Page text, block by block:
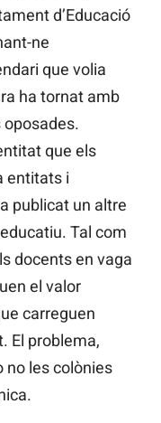
d’Educació
ne
que volia
ha tornat amb
oposades.
que els
entitats i
publicat un altre
Tal com
docents en vaga
el valor
carreguen
El problema,
no les colònies